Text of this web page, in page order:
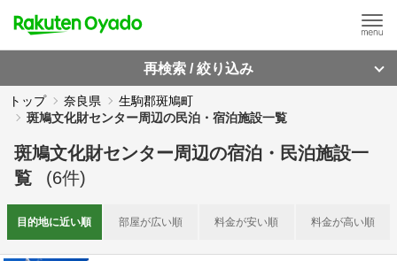
再検索 / 絞り込み
トップ 奈良県
生駒郡斑鳩町
斑鳩文化財センター周辺の民泊・宿泊施設一覧
斑鳩文化財センター周辺の宿泊・民泊施設一
覧
(6件)
目的地に近い順 部屋が広い順 料金が安い順 料金が高い順